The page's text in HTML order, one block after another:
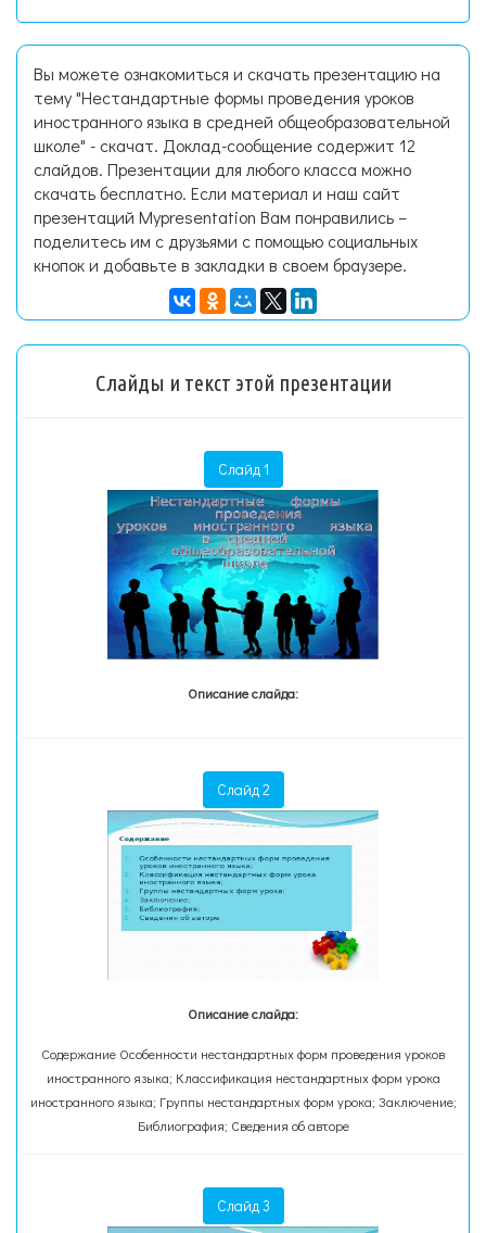
Вы можете ознакомиться и скачать презентацию на
тему "Нестандартные формы проведения уроков
иностранного языка в средней общеобразовательной
школе" - скачат. Доклад-сообщение содержит 12
слайдов. Презентации для любого класса можно
скачать бесплатно. Если материал и наш сайт
презентаций Mypresentation Вам понравились –
поделитесь им с друзьями с помощью социальных
кнопок и добавьте в закладки в своем браузере.
Слайды и текст этой презентации
Слайд 1
Описание слайда:
Слайд 2
Описание слайда:
Содержание Особенности нестандартных форм проведения уроков
иностранного языка; Классификация нестандартных форм урока
иностранного языка; Группы нестандартных форм урока; Заключение;
Библиография; Сведения об авторе
Слайд 3